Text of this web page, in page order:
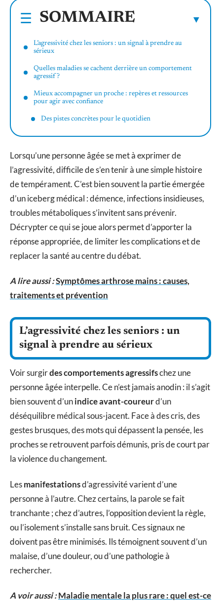
SOMMAIRE
L’agressivité chez les seniors : un signal à prendre au
sérieux
Quelles maladies se cachent derrière un comportement
agressif ?
Mieux accompagner un proche : repères et ressources
pour agir avec confiance
Des pistes concrètes pour le quotidien
Lorsqu’une personne âgée se met à exprimer de
l’agressivité, difficile de s’en tenir à une simple histoire
de tempérament. C’est bien souvent la partie émergée
d’un iceberg médical : démence, infections insidieuses,
troubles métaboliques s’invitent sans prévenir.
Décrypter ce qui se joue alors permet d’apporter la
réponse appropriée, de limiter les complications et de
replacer la santé au centre du débat.
A lire aussi :Symptômes arthrose mains : causes,
traitements et prévention
L’agressivité chez les seniors : un
signal à prendre au sérieux
Voir surgirdes comportements agressifschez une
personne âgée interpelle. Ce n’est jamais anodin : il s’agit
bien souvent d’unindice avant-coureurd’un
déséquilibre médical sous-jacent. Face à des cris, des
gestes brusques, des mots qui dépassent la pensée, les
proches se retrouvent parfois démunis, pris de court par
la violence du changement.
Lesmanifestationsd’agressivité varient d’une
personne à l’autre. Chez certains, la parole se fait
tranchante ; chez d’autres, l’opposition devient la règle,
ou l’isolement s’installe sans bruit. Ces signaux ne
doivent pas être minimisés. Ils témoignent souvent d’un
malaise, d’une douleur, ou d’une pathologie à
rechercher.
A voir aussi :Maladie mentale la plus rare : quel est-ce